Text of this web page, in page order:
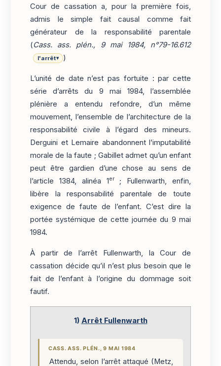
Cour de cassation a, pour la première fois,
admis le simple fait causal comme fait
générateur de la responsabilité parentale
(Cass. ass. plén., 9 mai 1984, n°79-16.612
l'arrêt▾ )
L’unité de date n’est pas fortuite : par cette
série d’arrêts du 9 mai 1984, l’assemblée
plénière a entendu refondre, d’un même
mouvement, l’ensemble de l’architecture de la
responsabilité civile à l’égard des mineurs.
Derguini et Lemaire abandonnent l’imputabilité
morale de la faute ; Gabillet admet qu’un enfant
peut être gardien d’une chose au sens de
l’article 1384, alinéa 1er; Fullenwarth, enfin,
libère la responsabilité parentale de toute
exigence de faute de l’enfant. C’est dire la
portée systémique de cette journée du 9 mai
1984.
À partir de l’arrêt Fullenwarth, la Cour de
cassation décide qu’il n’est plus besoin que le
fait de l’enfant à l’origine du dommage soit
fautif.
1) Arrêt Fullenwarth
CASS. ASS. PLÉN., 9 MAI 1984
Attendu, selon l’arrêt attaqué (Metz,